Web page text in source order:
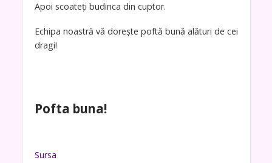
Apoi scoateți budinca din cuptor.
Echipa noastră vă dorește poftă bună alături de cei
dragi!
Pofta buna!
Sursa